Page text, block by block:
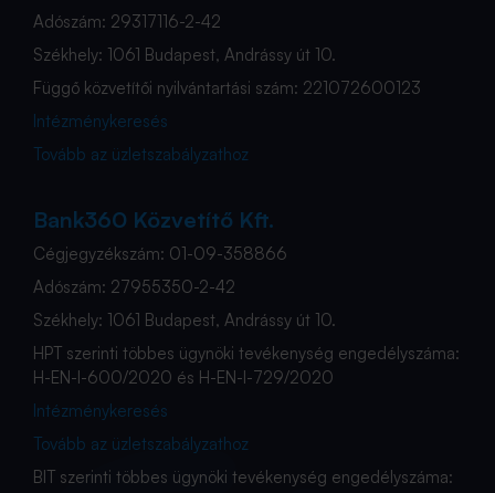
Adószám: 29317116-2-42
Székhely: 1061 Budapest, Andrássy út 10.
Függő közvetítői nyilvántartási szám: 221072600123
Intézménykeresés
Tovább az üzletszabályzathoz
Bank360 Közvetítő Kft.
Cégjegyzékszám: 01-09-358866
Adószám: 27955350-2-42
Székhely: 1061 Budapest, Andrássy út 10.
HPT szerinti többes ügynöki tevékenység engedélyszáma:
H-EN-I-600/2020 és H-EN-I-729/2020
Intézménykeresés
Tovább az üzletszabályzathoz
BIT szerinti többes ügynöki tevékenység engedélyszáma: